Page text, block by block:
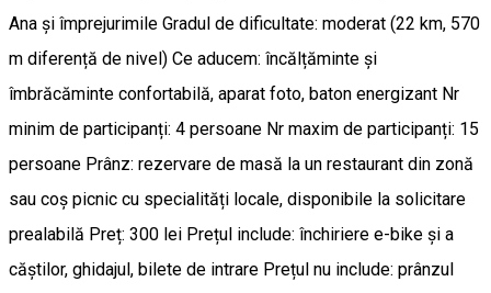
Ana și împrejurimile Gradul de dificultate: moderat (22 km, 570
m diferență de nivel) Ce aducem: încălțăminte și
îmbrăcăminte confortabilă, aparat foto, baton energizant Nr
minim de participanți: 4 persoane Nr maxim de participanți: 15
persoane Prânz: rezervare de masă la un restaurant din zonă
sau coș picnic cu specialități locale, disponibile la solicitare
prealabilă Preț: 300 lei Prețul include: închiriere e-bike și a
căștilor, ghidajul, bilete de intrare Prețul nu include: prânzul